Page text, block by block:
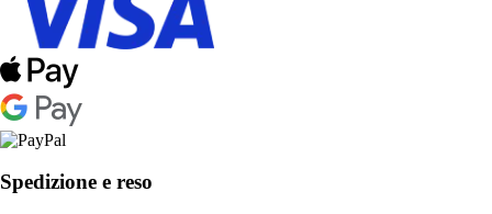
Spedizione e reso